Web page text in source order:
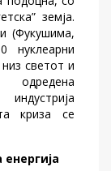
земја.
(Фукушима,
нуклеарни
светот и
одредена
криза се